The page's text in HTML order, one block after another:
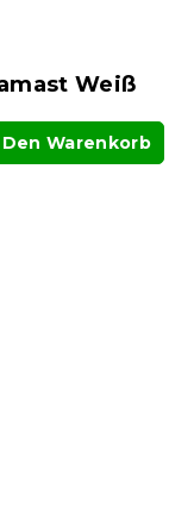
Weiß
Den Warenkorb